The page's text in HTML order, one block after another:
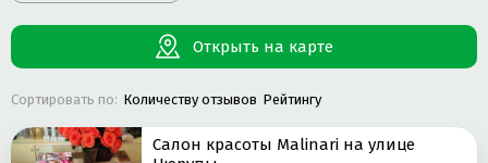
КОРРЕКЦИЯ И ОКРАШИВАНИЕ БРОВЕЙ ПИЛИНГ
ОКРАШИВАНИЕ РЕСНИЦ
СТРИЖКА МУЖСКАЯ ДЕТСКАЯ СТРИЖКА НАРАЩИВАНИЕ РЕСНИЦ
ДЕТСКАЯ ПАРИКМАХЕРСКАЯ НАРАЩИВАНИЕ НОГТЕЙ ГЕЛЕМ
Открыть на карте
Сортировать по: Количеству отзывов Рейтингу
Салон красоты Malinari на улице